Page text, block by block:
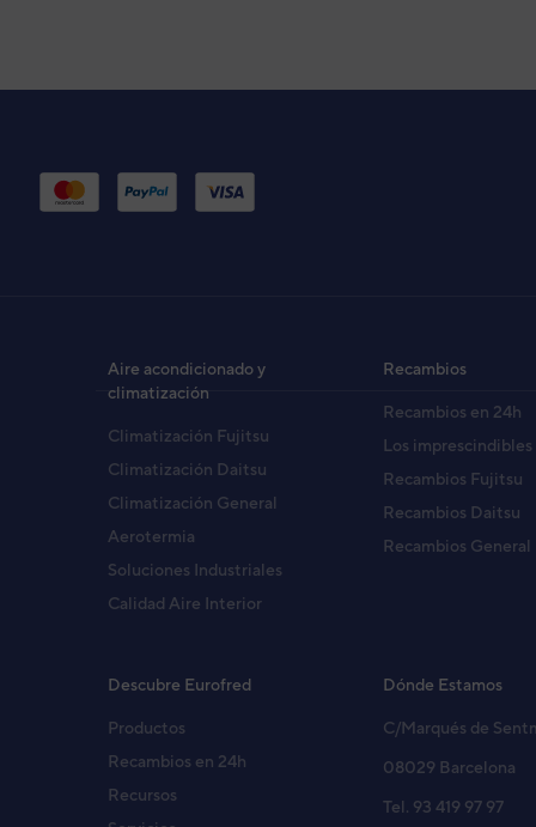
Aire acondicionado y
climatización
Climatización Fujitsu
Climatización Daitsu
Climatización General
Aerotermia
Soluciones Industriales
Calidad Aire Interior
Recambios
Recambios en 24h
Los imprescindibles
Recambios Fujitsu
Recambios Daitsu
Recambios General
Descubre Eurofred
Productos
Recambios en 24h
Recursos
Dónde Estamos
C/Marqués de
08029 Barcelona
Tel. 93 419 97 97